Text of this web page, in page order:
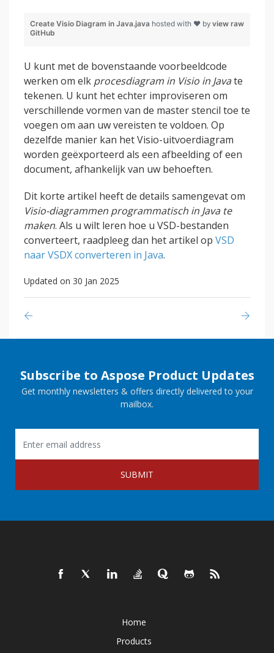
view raw
Create Visio Diagram in Java.java hosted with ❤ by
GitHub
U kunt met de bovenstaande voorbeeldcode
werken om elk procesdiagram in Visio in Javate
tekenen. U kunt het echter improviseren om
verschillende vormen van de master stencil toe te
voegen om aan uw vereisten te voldoen. Op
dezelfde manier kan het Visio-uitvoerdiagram
worden geëxporteerd als een afbeelding of een
document, afhankelijk van uw behoeften.
Dit korte artikel heeft de details samengevat om
Visio-diagrammen programmatisch in Java te
maken. Als u wilt leren hoe u VSD-bestanden
converteert, raadpleeg dan het artikel op VSD
naar VSDX converteren in Java.
Updated on 30 Jan 2025
Subscribe to Aspose Product Updates
Get monthly newsletters & offers directly delivered to your
mailbox.
SUBMIT
Home
Products